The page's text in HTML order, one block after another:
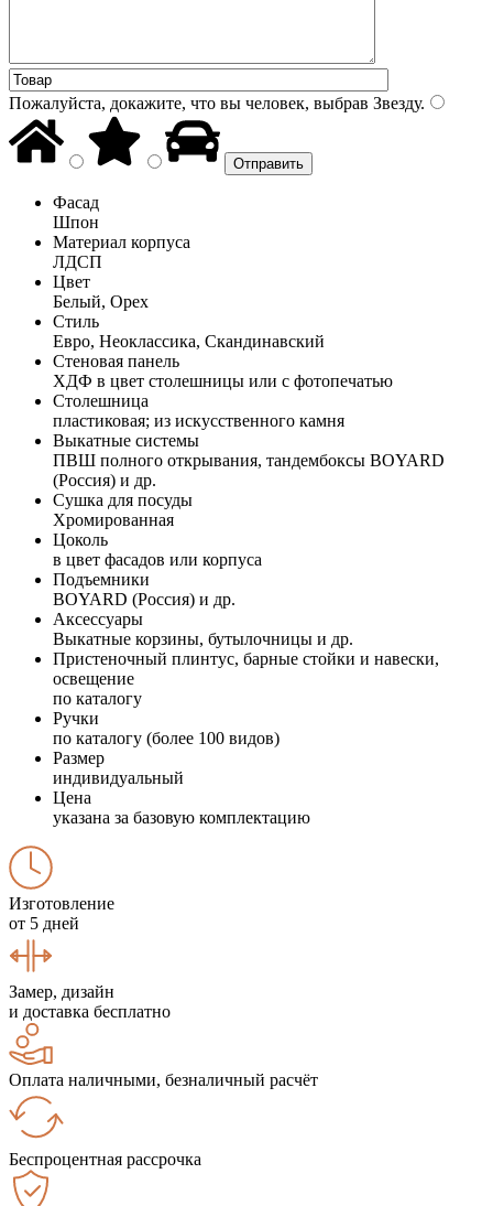
Пожалуйста, докажите, что вы человек, выбрав Звезду.
Фасад
Шпон
Материал корпуса
ЛДСП
Цвет
Белый, Орех
Стиль
Евро, Неоклассика, Скандинавский
Стеновая панель
ХДФ в цвет столешницы или с фотопечатью
Столешница
пластиковая; из искусственного камня
Выкатные системы
ПВШ полного открывания, тандембоксы BOYARD
(Россия) и др.
Сушка для посуды
Хромированная
Цоколь
в цвет фасадов или корпуса
Подъемники
BOYARD (Россия) и др.
Аксессуары
Выкатные корзины, бутылочницы и др.
Пристеночный плинтус, барные стойки и навески,
освещение
по каталогу
Ручки
по каталогу (более 100 видов)
Размер
индивидуальный
Цена
указана за базовую комплектацию
Изготовление
от 5 дней
Замер, дизайн
и доставка бесплатно
Оплата наличными, безналичный расчёт
Беспроцентная рассрочка